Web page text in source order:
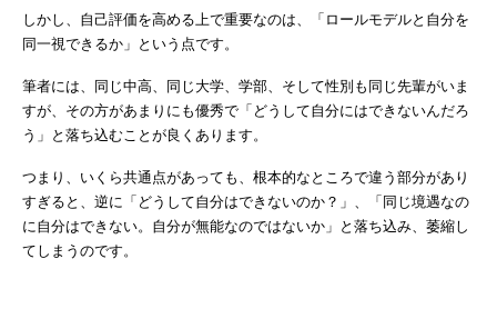
しかし、自己評価を高める上で重要なのは、「ロールモデルと自分を
同一視できるか」という点です。
筆者には、同じ中高、同じ大学、学部、そして性別も同じ先輩がいま
すが、その方があまりにも優秀で「どうして自分にはできないんだろ
う」と落ち込むことが良くあります。
つまり、いくら共通点があっても、根本的なところで違う部分があり
すぎると、逆に「どうして自分はできないのか？」、「同じ境遇なの
に自分はできない。自分が無能なのではないか」と落ち込み、萎縮し
てしまうのです。